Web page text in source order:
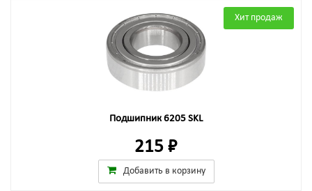
Хит продаж
Подшипник 6205 SKL
215 ₽
Добавить в корзину